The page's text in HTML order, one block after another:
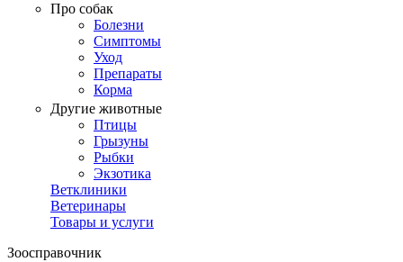
Про собак
Болезни
Симптомы
Уход
Препараты
Корма
Другие животные
Птицы
Грызуны
Рыбки
Экзотика
Ветклиники
Ветеринары
Товары и услуги
Зоосправочник